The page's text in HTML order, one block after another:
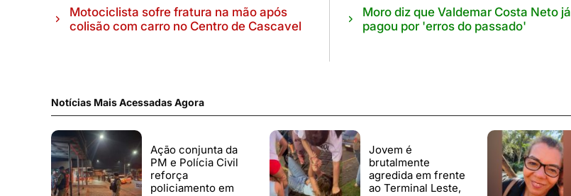
Motociclista sofre fratura na mão após
colisão com carro no Centro de Cascavel
Moro diz que Valdemar Costa Neto já
pagou por 'erros do passado'
Notícias Mais Acessadas Agora
Ação conjunta da
PM e Polícia Civil
reforça
policiamento em
Jovem é
brutalmente
agredida em frente
ao Terminal Leste,